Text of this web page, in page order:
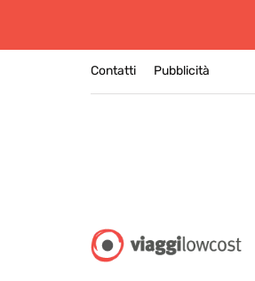
Contatti Pubblicità